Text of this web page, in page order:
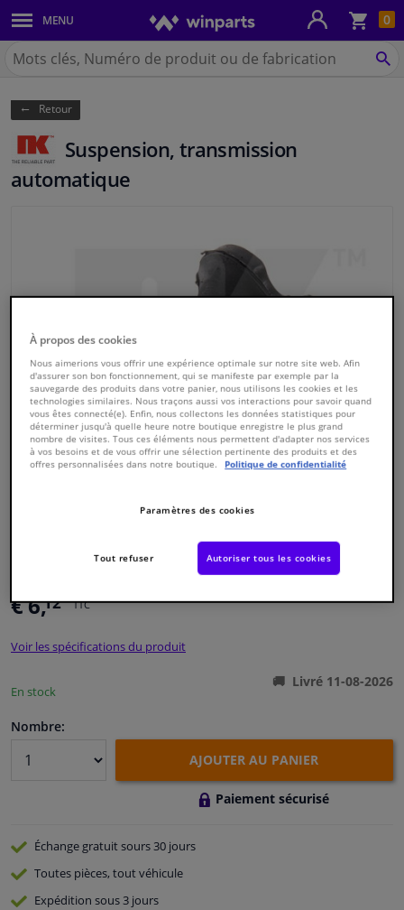
0
MENU
Carrosserie & tôles
Feux & ampoules
Freinage
Système d'échappement
Filtres & liquides
Bagages & transport
Fenêtres & accessoires
Capteurs & électronique
Chercher
Winparts.be
Retour
Suspension, transmission
automatique
2037206
Numéro de fabrication:59715024
€ 6,12 TTC
Voir les spécifications du produit
En stock
Livré 11-08-2026
Nombre:
AJOUTER AU PANIER
Paiement sécurisé
Échange gratuitsours 30 jours
Toutes pièces, tout véhicule
Expédition sous 3 jours
À propos des cookies
Nous aimerions vous offrir une expérience optimale sur notre site web. Afin
d'assurer son bon fonctionnement, qui se manifeste par exemple par la
sauvegarde des produits dans votre panier, nous utilisons les cookies et les
technologies similaires. Nous traçons aussi vos interactions pour savoir quand
vous êtes connecté(e). Enfin, nous collectons les données statistiques pour
déterminer jusqu'à quelle heure notre boutique enregistre le plus grand
nombre de visites. Tous ces éléments nous permettent d'adapter nos services
à vos besoins et de vous offrir une sélection pertinente des produits et des
offres personnalisées dans notre boutique.
Politique de confidentialité
Paramètres des cookies
Tout refuser Autoriser tous les cookies